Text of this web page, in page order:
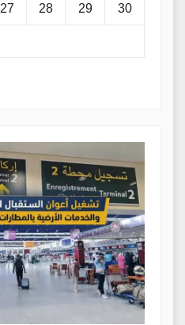
27 28 29 30